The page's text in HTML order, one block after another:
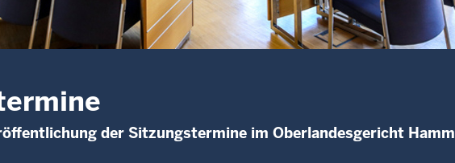
der Sitzungstermine im Oberlandesgericht Hamm